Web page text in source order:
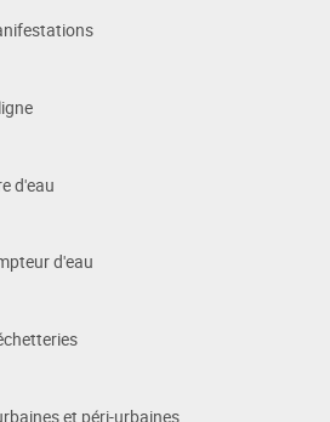
d'eau
d'eau
et péri-urbaines